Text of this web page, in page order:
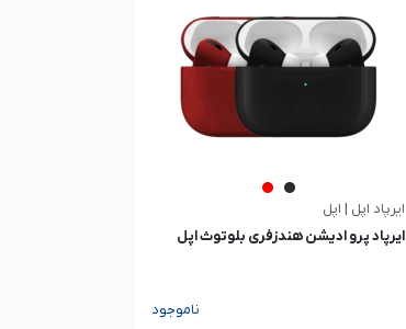
ایرپاد اپل | اپل
ایرپاد پرو ادیشن هندزفری بلوتوث اپل
ناموجود